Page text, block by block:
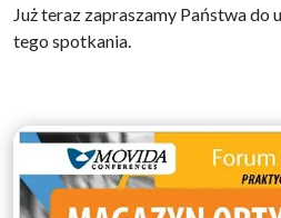
Już teraz zapraszamy Państwa do
tego spotkania.